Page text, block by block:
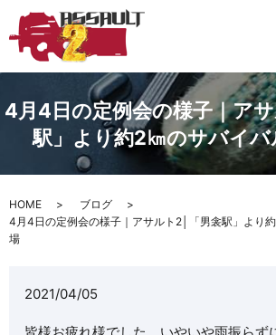
4月4日の定例会の様子｜ア
駅」より約2㎞のサバイ
HOME
ブログ
4月4日の定例会の様子｜アサルト2│「男衾駅」より
場
2021/04/05